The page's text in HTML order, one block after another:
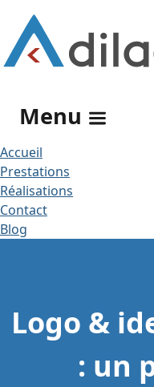
Menu
Accueil
Prestations
Réalisations
Contact
Blog
Logo &
: un